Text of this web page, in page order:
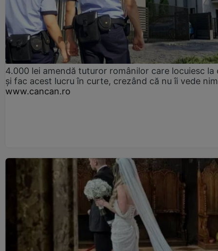
4.000 lei amendă tuturor românilor care locuiesc la
și fac acest lucru în curte, crezând că nu îi vede
www.cancan.ro